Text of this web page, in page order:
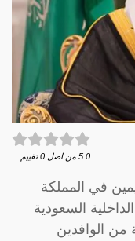
0
5 من اصل 0 تقييم.
في المملكة
السعودية
الوافدين